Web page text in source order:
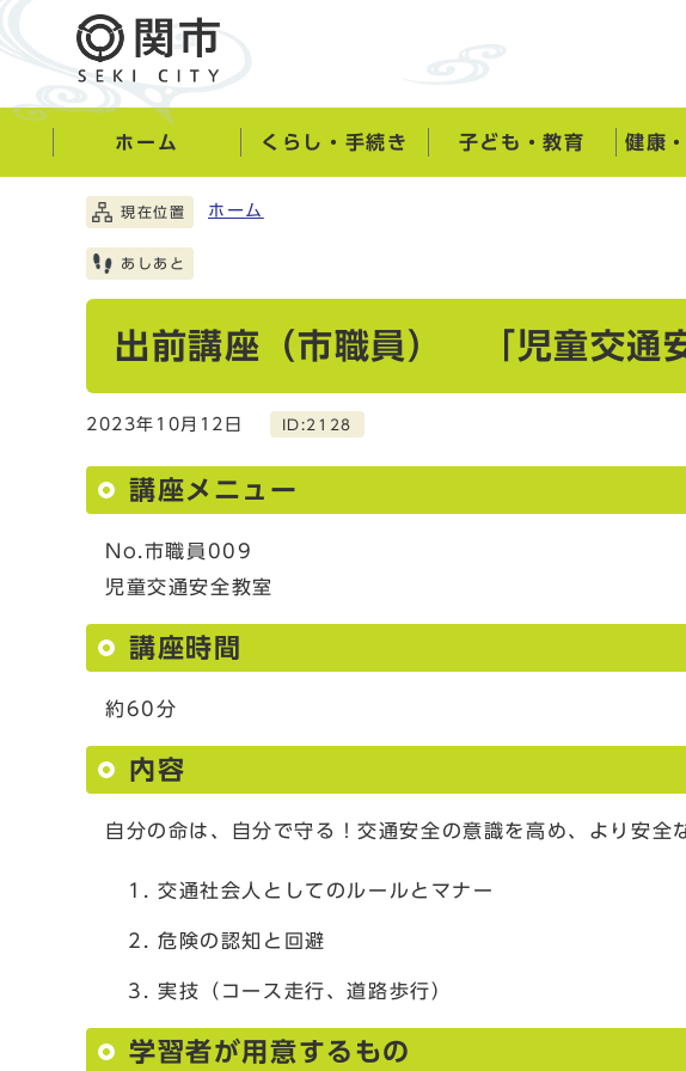
ホーム くらし・手続き 子ども・教育 健康
現在位置 ホーム
あしあと
出前講座（市職員） 「児童交通
2023年10月12日 ID:2128
講座メニュー
No.市職員009
児童交通安全教室
講座時間
約60分
内容
自分の命は、自分で守る！交通安全の意識を高め、より安全
交通社会人としてのルールとマナー
危険の認知と回避
実技（コース走行、道路歩行）
学習者が用意するもの